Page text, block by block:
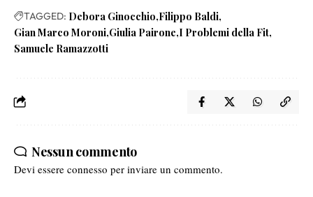
TAGGED: Debora Ginocchio Filippo Baldi
Gian Marco Moroni Giulia Pairone I Problemi della Fit
Samuele Ramazzotti
Nessun commento
Devi essere connesso per inviare un commento.